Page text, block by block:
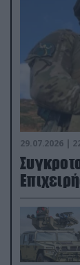
29.07.2026 |